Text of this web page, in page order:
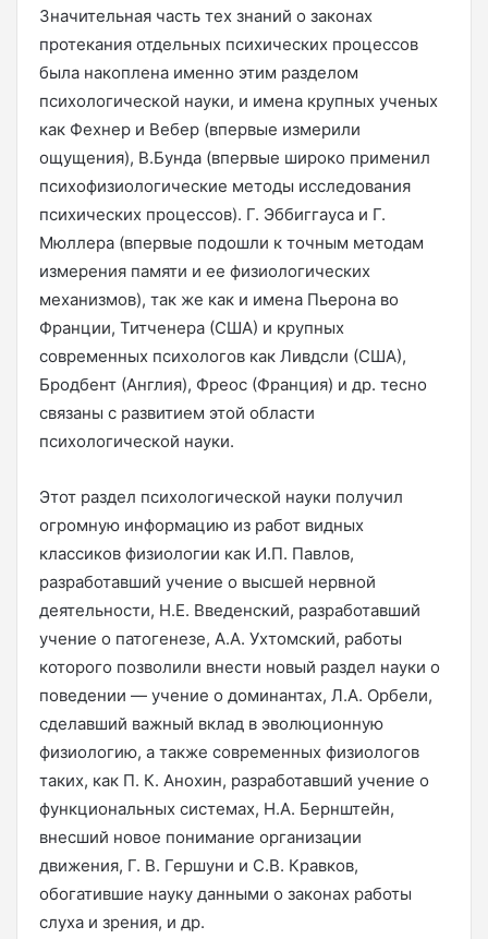
Значительная часть тех знаний о законах
протекания отдельных психических процессов
была накоплена именно этим разделом
психологической науки, и имена крупных ученых
как Фехнер и Вебер (впервые измерили
ощущения), В.Бунда (впервые широко применил
психофизиологические методы исследования
психических процессов). Г. Эббиггауса и Г.
Мюллера (впервые подошли к точным методам
измерения памяти и ее физиологических
механизмов), так же как и имена Пьерона во
Франции, Титченера (США) и крупных
современных психологов как Ливдсли (США),
Бродбент (Англия), Фреос (Франция) и др. тесно
связаны с развитием этой области
психологической науки.
Этот раздел психологической науки получил
огромную информацию из работ видных
классиков физиологии как И.П. Павлов,
разработавший учение о высшей нервной
деятельности, Н.Е. Введенский, разработавший
учение о патогенезе, А.А. Ухтомский, работы
которого позволили внести новый раздел науки о
поведении — учение о доминантах, Л.А. Орбели,
сделавший важный вклад в эволюционную
физиологию, а также современных физиологов
таких, как П. К. Анохин, разработавший учение о
функциональных системах, Н.А. Бернштейн,
внесший новое понимание организации
движения, Г. В. Гершуни и С.В. Кравков,
обогатившие науку данными о законах работы
слуха и зрения, и др.